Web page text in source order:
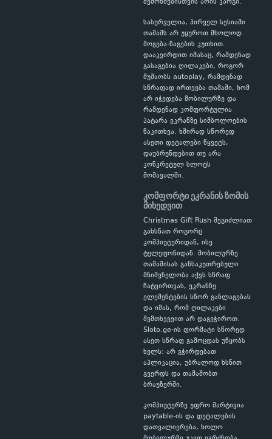
შემოწმებისთვის არის კარგი.
სასურველია, პირველ სესიაში
თამაშს არ უყუროთ მხოლოდ
მოგება-წაგების კუთხით.
დააკვირდით იმასაც, რამდენად
გასაგებია ღილაკები, როგორ
მუშაობს autoplay, რამდენად
სწრაფად ირთვება თამაში, ხომ
არ იჭედება მობილურზე და
რამდენად კომფორტულია
პატარა ეკრანზე სიმბოლოების
წაკითხვა. ხშირად სწორედ
ასეთი დეტალები წყვეტს,
დაუბრუნდებით თუ არა
კონკრეტულ სლოტს
მომავალში.
კომფორტი ეკრანის ზომის
მიხედვით
Christmas Gift Rush შეგიძლიათ
გახსნათ როგორც
კომპიუტერიდან, ისე
ტელეფონიდან. მობილურზე
თამაშისას განსაკუთრებული
მნიშვნელობა აქვს სწრაფ
ჩატვირთვას, ეკრანზე
ელემენტების სწორ განლაგებას
და იმას, რომ ღილაკები
შემთხვევით არ დაგეჭიროთ.
Sloto.ge-ის ფორმატი სწორედ
ასეთ სწრაფ გამოცდას უწყობს
ხელს: არ გჭირდებათ
აპლიკაცია, უბრალოდ ხსნით
გვერდს და თამაშობთ
ბრაუზერში.
კომპიუტერზე უფრო მარტივია
paytable-ის და დეტალების
დათვალიერება, ხოლო